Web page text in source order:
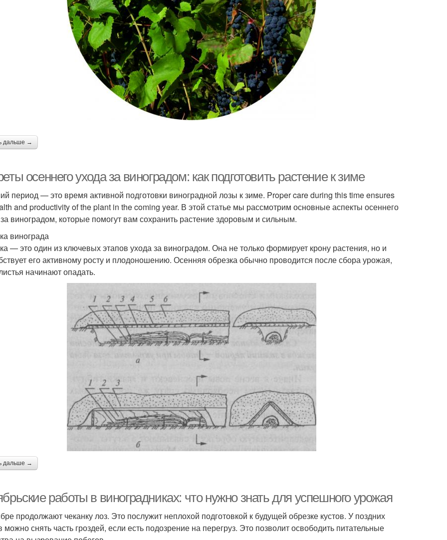
дальше →
осеннего ухода за виноградом: как подготовить растение к зиме
период — это время активной подготовки виноградной лозы к зиме. Proper care during this time ensures
and productivity of the plant in the coming year. В этой статье мы рассмотрим основные аспекты осеннего
виноградом, которые помогут вам сохранить растение здоровым и сильным.
винограда
— это один из ключевых этапов ухода за виноградом. Она не только формирует крону растения, но и
его активному росту и плодоношению. Осенняя обрезка обычно проводится после сбора урожая,
начинают опадать.
дальше →
работы в виноградниках: что нужно знать для успешного урожая
продолжают чеканку лоз. Это послужит неплохой подготовкой к будущей обрезке кустов. У поздних
можно снять часть гроздей, если есть подозрение на перегруз. Это позволит освободить питательные